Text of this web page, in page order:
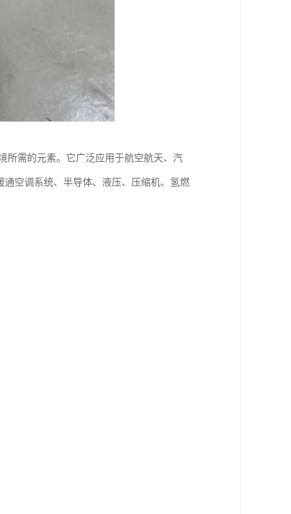
所需的元素。它广泛应用于航空航天、汽
空调系统、半导体、液压、压缩机、氢燃